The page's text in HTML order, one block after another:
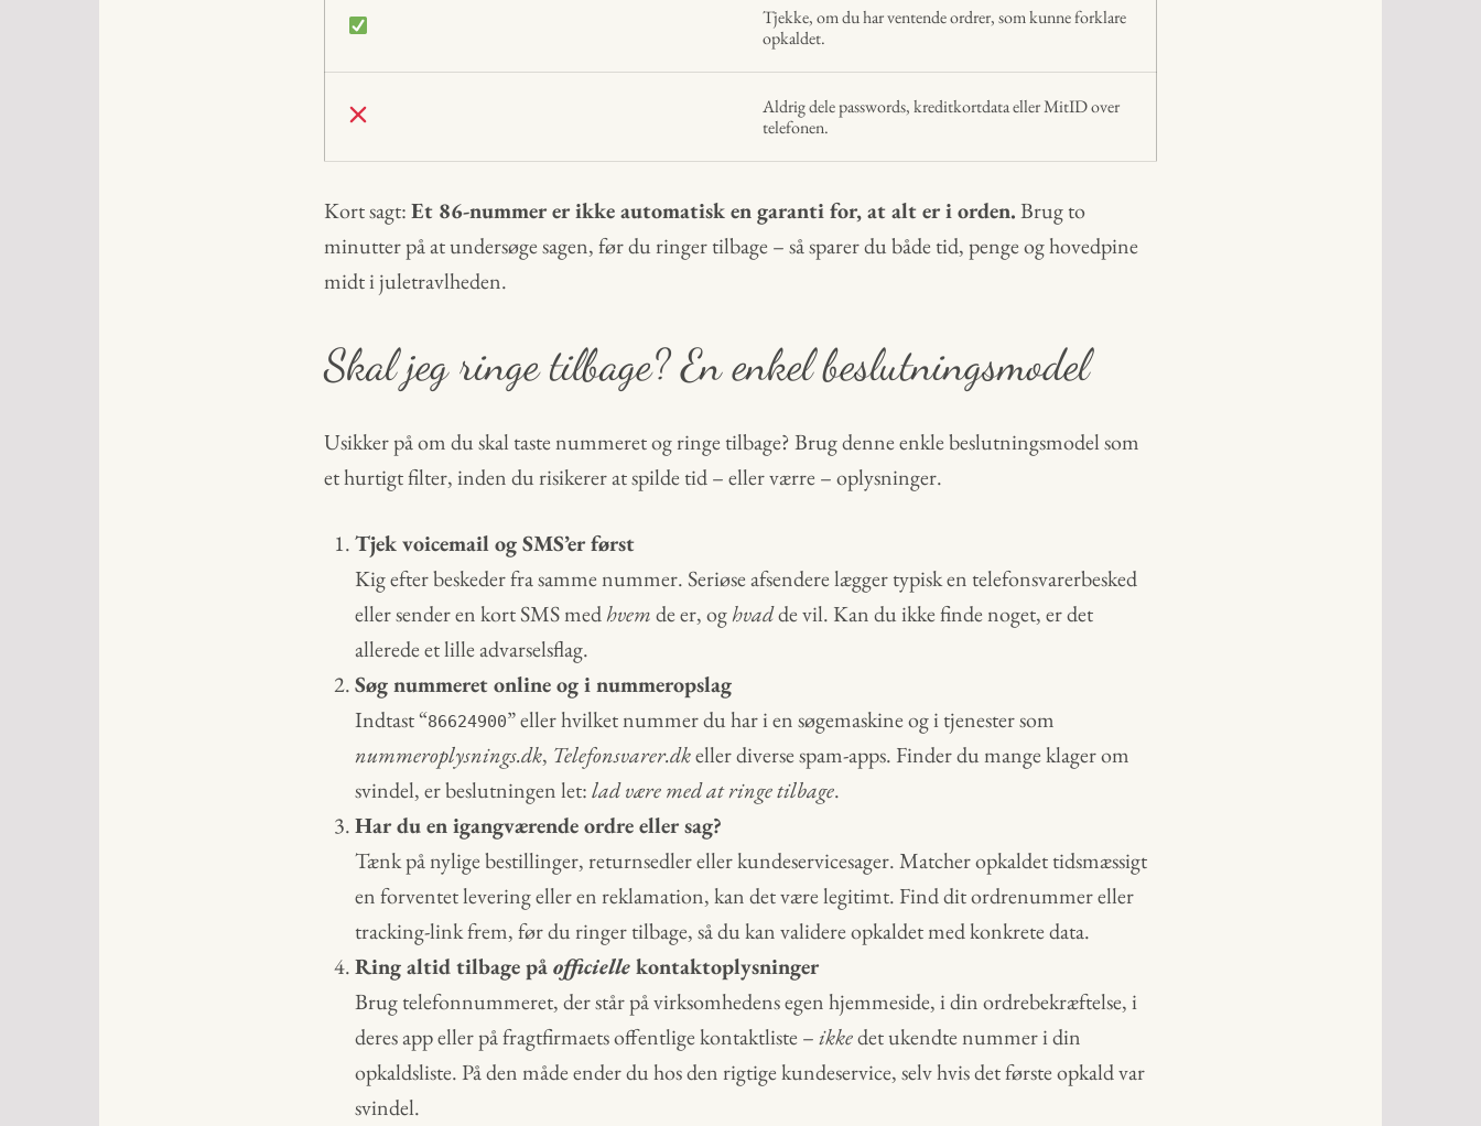
Tjekke, om du har ventende ordrer, som kunne forklare
opkaldet.
Aldrig dele passwords, kreditkortdata eller MitID over
telefonen.
Kort sagt:Et 86-nummer er ikke automatisk en garanti for, at alt er i orden.Brug to
minutter på at undersøge sagen, før du ringer tilbage – så sparer du både tid, penge og hovedpine
midt i juletravlheden.
Skal jeg ringe tilbage? En enkel beslutningsmodel
Usikker på om du skal taste nummeret og ringe tilbage? Brug denne enkle beslutningsmodel som
et hurtigt filter, inden du risikerer at spilde tid – eller værre – oplysninger.
Tjek voicemail og SMS’er først
Kig efter beskeder fra samme nummer. Seriøse afsendere lægger typisk en telefonsvarerbesked
eller sender en kort SMS medhvemde er, oghvadde vil. Kan du ikke finde noget, er det
allerede et lille advarselsflag.
Søg nummeret online og i nummer­opslag
Indtast “86624900” eller hvilket nummer du har i en søgemaskine og i tjenester som
nummeroplysnings.dk, Telefonsvarer.dkeller diverse spam-apps. Finder du mange klager om
svindel, er beslutningen let:lad være med at ringe tilbage.
Har du en igangværende ordre eller sag?
Tænk på nylige bestillinger, returnsedler eller kundeservicesager. Matcher opkaldet tidsmæssigt
en forventet levering eller en reklama­tion, kan det være legitimt. Find dit ordrenummer eller
tracking-link frem, før du ringer tilbage, så du kan validere opkaldet med konkrete data.
Ring altid tilbage påofficiellekontaktoplysninger
Brug telefonnummeret, der står på virksomhedens egen hjemmeside, i din ordrebekræftelse, i
deres app eller på fragtfirmaets offentlige kontaktliste –ikkedet ukendte nummer i din
opkaldsliste. På den måde ender du hos den rigtige kundeservice, selv hvis det første opkald var
svindel.